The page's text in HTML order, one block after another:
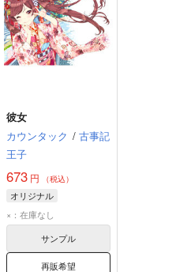
彼女
カウンタック / 古事記
王子
673 円 （税込）
オリジナル
×：在庫なし
サンプル
再販希望